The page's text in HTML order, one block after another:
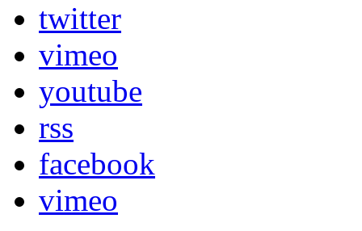
twitter
vimeo
youtube
rss
facebook
vimeo